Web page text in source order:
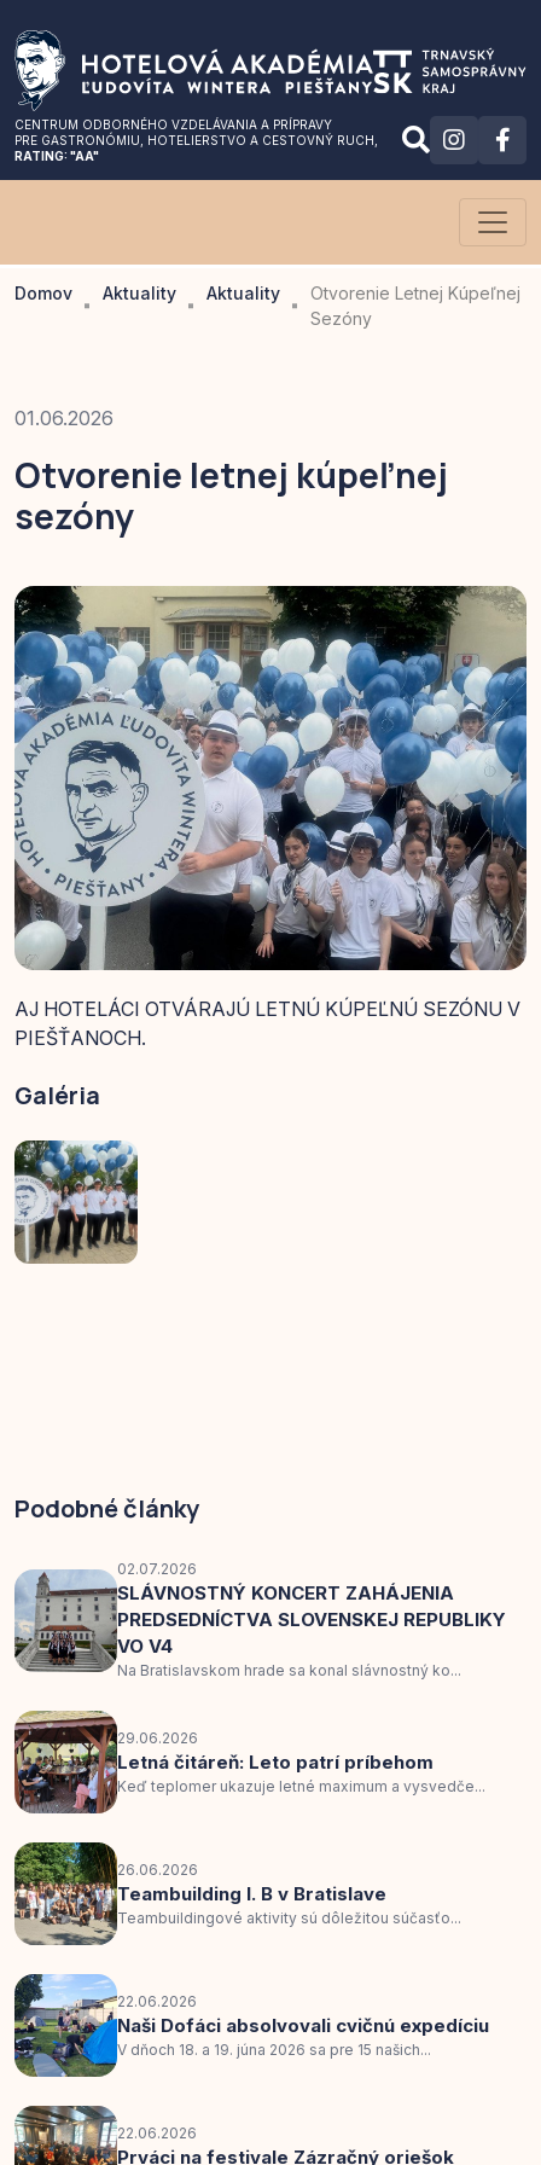
CENTRUM ODBORNÉHO VZDELÁVANIA A PRÍPRAVY
PRE GASTRONÓMIU , HOTELIERSTVO A CESTOVNÝ RUCH,
RATING: "AA"
Domov Aktuality Aktuality
Otvorenie Letnej Kúpeľnej
Sezóny
01.06.2026
Otvorenie letnej kúpeľnej
sezóny
AJ HOTELÁCI OTVÁRAJÚ LETNÚ KÚPEĽNÚ SEZÓNU V
PIEŠŤANOCH.
Galéria
Podobné články
02.07.2026
SLÁVNOSTNÝ KONCERT ZAHÁJENIA
PREDSEDNÍCTVA SLOVENSKEJ REPUBLIKY
VO V4
Na Bratislavskom hrade sa konal slávnostný ko...
29.06.2026
Letná čitáreň: Leto patrí príbehom
Keď teplomer ukazuje letné maximum a vysvedče...
26.06.2026
Teambuilding I. B v Bratislave
Teambuildingové aktivity sú dôležitou súčasťo...
22.06.2026
Naši Dofáci absolvovali cvičnú expedíciu
V dňoch 18. a 19. júna 2026 sa pre 15 našich...
22.06.2026
Prváci na festivale Zázračný oriešok